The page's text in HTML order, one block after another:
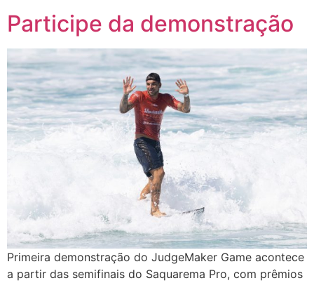
Participe da demonstração
Primeira demonstração do JudgeMaker Game acontece
a partir das semifinais do Saquarema Pro, com prêmios